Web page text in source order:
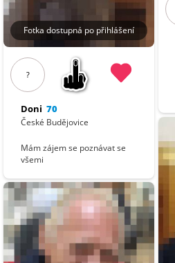
Fotka dostupná po přihlášení
?
Doni 70
České Budějovice
Mám zájem se poznávat se
všemi